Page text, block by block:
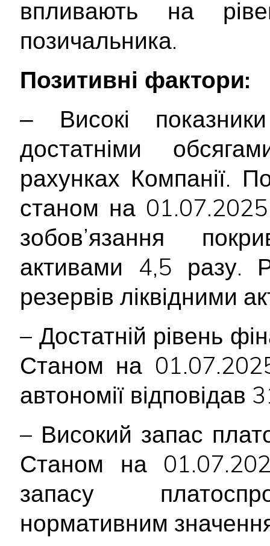
впливають на
позичальника.
Позитивні фактори:
‒ Високі показники
достатніми
рахунках Компанії.
станом на
зобов’язання
активами 4,5 разу.
резервів ліквідними
– Достатній рівень
Станом на
автономії відповідав
– Високий запас
Станом на
запасу
нормативним